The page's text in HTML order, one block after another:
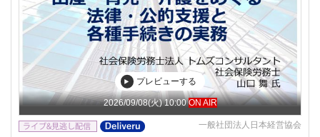
プレビューする
2026/09/08(火) 10:00ON AIR
一般社団法人日本経営協会